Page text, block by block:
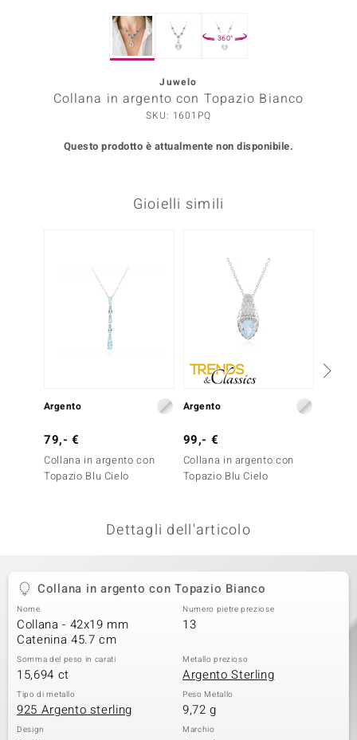
360°
Juwelo
Collana in argento con Topazio Bianco
SKU: 1601PQ
Questo prodotto è attualmente non disponibile.
Gioielli simili
Argento
79,- €
Collana in argento con
Topazio Blu Cielo
Argento
99,- €
Collana in argento con
Topazio Blu Cielo
Dettagli dell'articolo
Collana in argento con Topazio Bianco
Nome
Collana - 42x19 mm
Catenina 45.7 cm
Numero pietre preziose
13
Somma del peso in carati
15,694 ct
Metallo prezioso
Argento Sterling
Tipo di metallo
925 Argento sterling
Peso Metallo
9,72 g
Design Marchio